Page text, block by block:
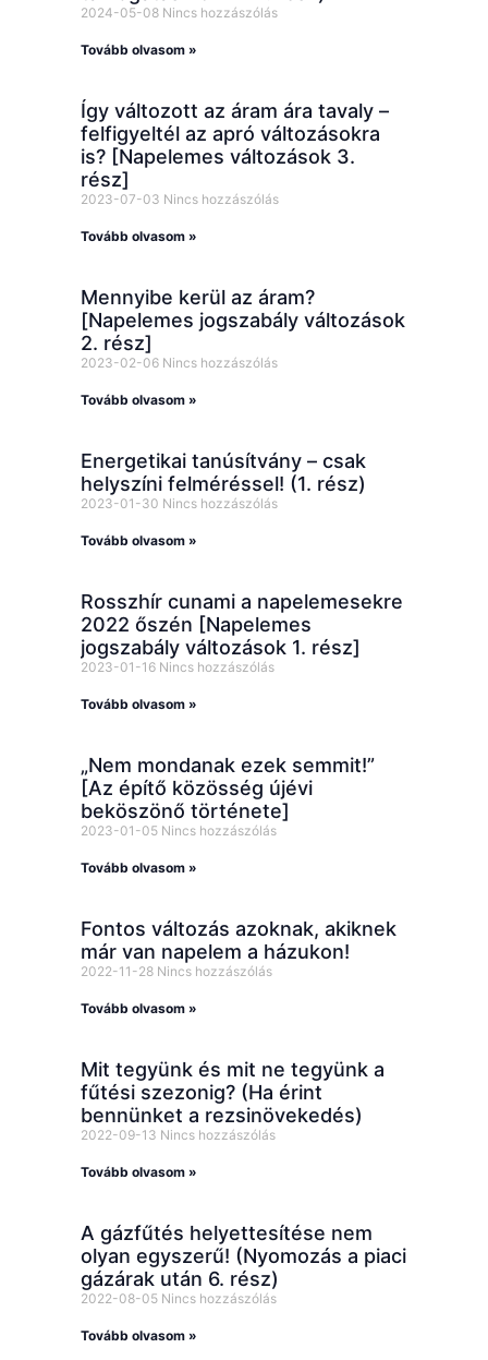
2024-05-08 Nincs hozzászólás
Tovább olvasom »
Így változott az áram ára tavaly –
felfigyeltél az apró változásokra
is? [Napelemes változások 3.
rész]
2023-07-03 Nincs hozzászólás
Tovább olvasom »
Mennyibe kerül az áram?
[Napelemes jogszabály változások
2. rész]
2023-02-06 Nincs hozzászólás
Tovább olvasom »
Energetikai tanúsítvány – csak
helyszíni felméréssel! (1. rész)
2023-01-30 Nincs hozzászólás
Tovább olvasom »
Rosszhír cunami a napelemesekre
2022 őszén [Napelemes
jogszabály változások 1. rész]
2023-01-16 Nincs hozzászólás
Tovább olvasom »
„Nem mondanak ezek semmit!”
[Az építő közösség újévi
beköszönő története]
2023-01-05 Nincs hozzászólás
Tovább olvasom »
Fontos változás azoknak, akiknek
már van napelem a házukon!
2022-11-28 Nincs hozzászólás
Tovább olvasom »
Mit tegyünk és mit ne tegyünk a
fűtési szezonig? (Ha érint
bennünket a rezsinövekedés)
2022-09-13 Nincs hozzászólás
Tovább olvasom »
A gázfűtés helyettesítése nem
olyan egyszerű! (Nyomozás a piaci
gázárak után 6. rész)
2022-08-05 Nincs hozzászólás
Tovább olvasom »